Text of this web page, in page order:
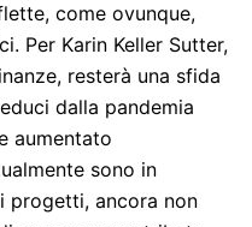
come ovunque,
Per Karin Keller Sutter,
resterà una sfida
dalla pandemia
aumentato
sono in
progetti, ancora non